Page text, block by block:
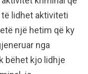
lidhet aktiviteti
një hetim që ky
nga
bëhet kjo lidhje